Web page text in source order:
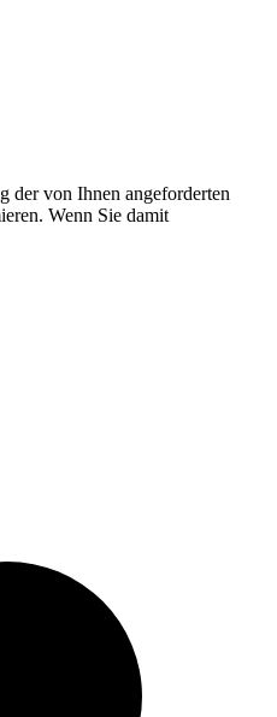
der von Ihnen angeforderten
Wenn Sie damit